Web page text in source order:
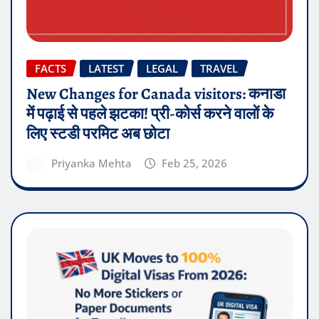
FACTS LATEST LEGAL TRAVEL
New Changes for Canada visitors: कनाडा
में पढ़ाई से पहले झटका! प्री-कोर्स करने वालों के
लिए स्टडी परमिट अब छोटा
Priyanka Mehta Feb 25, 2026